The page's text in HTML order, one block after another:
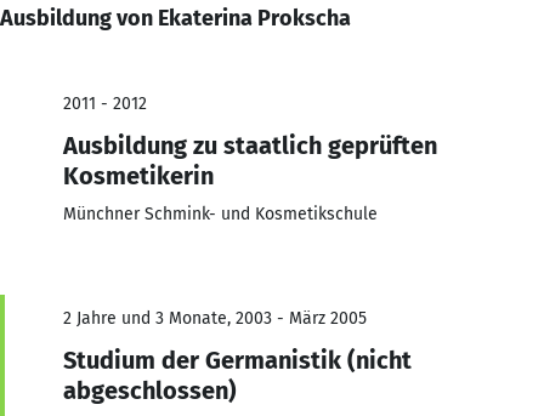
Ausbildung von Ekaterina Prokscha
2011 - 2012
Ausbildung zu staatlich geprüften
Kosmetikerin
Münchner Schmink- und Kosmetikschule
2 Jahre und 3 Monate, 2003 - März 2005
Studium der Germanistik (nicht
abgeschlossen)